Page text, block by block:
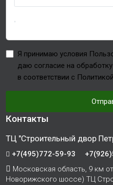
Я принимаю условия
даю согласие на
в соответствии с
Контакты
ТЦ "Строительный двор
+7(495)772-59-93
Московская область, 9 км
Новорижского шоссе) ТЦ